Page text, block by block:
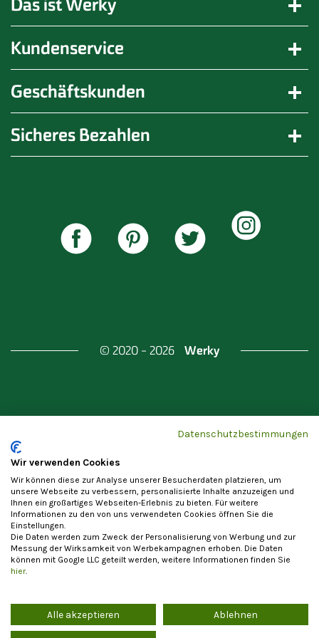
Zur manufact gGmbH gehören die folgenden fünf
Bereiche:
Hausmeisterservice
Flechtwerkgestaltung
Tischlerei
Gebäudereinigung
Das ist Werky
Kundenservice
Geschäftskunden
Sicheres Bezahlen
© 2020 - 2026 Werky
Datenschutzerklärung
Cookie-Einstellungen
Allgemeine Nutzungsbedingungen
Impressum
Vertrag widerrufen
Die Registrierung als Anbieter von Waren und Leistungen steht
ausschließlich Unternehmern im Sinne von § 14 BGB zur Verfügung. Ein
Datenschutzbestimmungen
Wir verwenden Cookies
Wir können diese zur Analyse unserer Besucherdaten platzieren, um
unsere Webseite zu verbessern, personalisierte Inhalte anzuzeigen und
Ihnen ein großartiges Webseiten-Erlebnis zu bieten. Für weitere
Informationen zu den von uns verwendeten Cookies öffnen Sie die
Einstellungen.
Die Daten werden zum Zweck der Personalisierung von Werbung und zur
Messung der Wirksamkeit von Werbekampagnen erhoben. Die Daten
können mit Google LLC geteilt werden, weitere Informationen finden Sie
hier.
Alle akzeptieren Ablehnen